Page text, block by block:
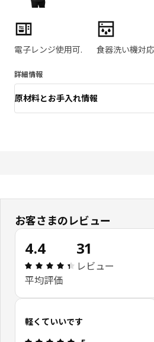
製品の特徴
電子レンジ使用可. 食器洗い機対応
詳細情報
原材料とお手入れ情報
お客さまのレビュー
4.4
レビュー: 4.4 5 星の
平均評価
31
レビュー
お客さまレビューをスキップ
軽くていいです